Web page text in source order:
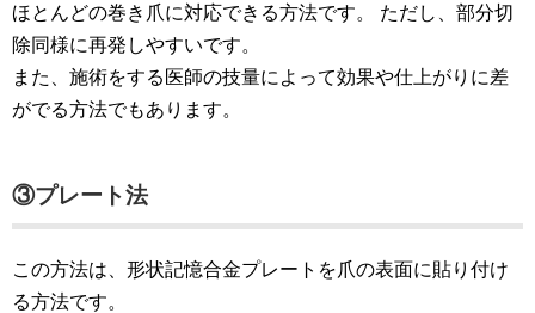
ほとんどの巻き爪に対応できる方法です。 ただし、部分切
除同様に再発しやすいです。
また、施術をする医師の技量によって効果や仕上がりに差
がでる方法でもあります。
③プレート法
この方法は、形状記憶合金プレートを爪の表面に貼り付け
る方法です。